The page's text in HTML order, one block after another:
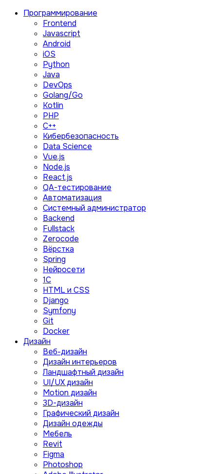
Программирование
Frontend
Javascript
Android
iOS
Python
Java
DevOps
Golang/Go
Kotlin
PHP
C++
Кибербезопасность
Data Science
Vue.js
Node.js
React.js
QA-тестирование
Автоматизация
Системный администратор
Backend
Fullstack
Zerocode
Вёрстка
Spring
Нейросети
1C
HTML и CSS
Django
Symfony
Git
Docker
Дизайн
Веб-дизайн
Дизайн интерьеров
Ландшафтный дизайн
UI/UX дизайн
Motion дизайн
3D-дизайн
Графический дизайн
Дизайн одежды
Мебель
Revit
Figma
Photoshop